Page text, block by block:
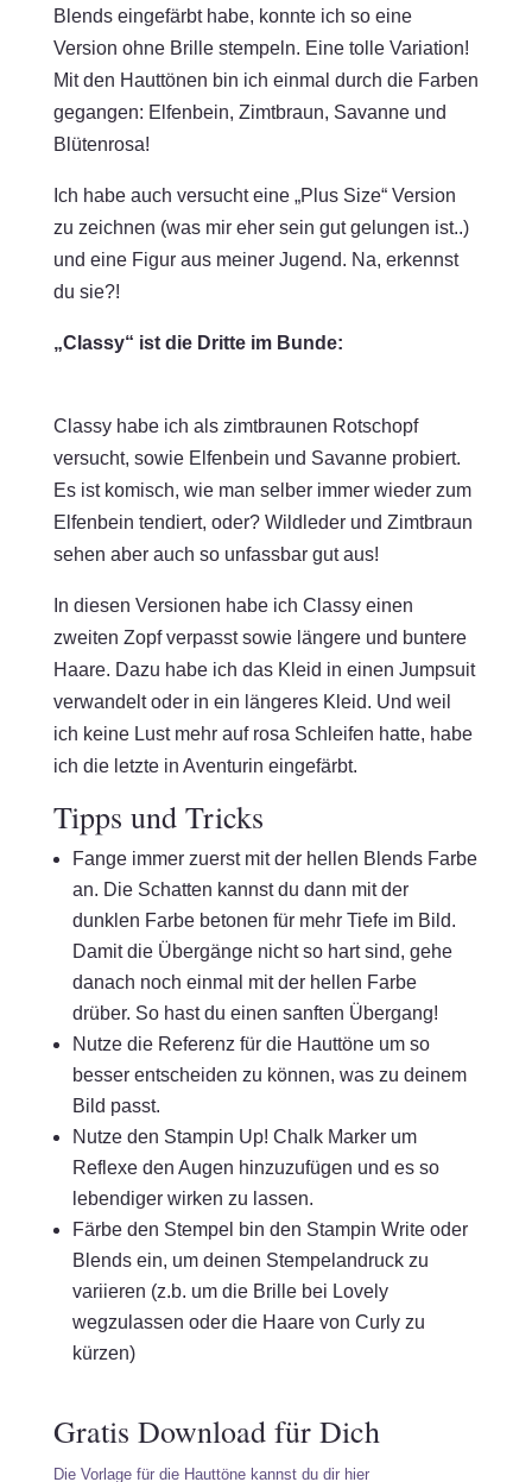
Blends eingefärbt habe, konnte ich so eine
Version ohne Brille stempeln. Eine tolle Variation!
Mit den Hauttönen bin ich einmal durch die Farben
gegangen: Elfenbein, Zimtbraun, Savanne und
Blütenrosa!
Ich habe auch versucht eine „Plus Size“ Version
zu zeichnen (was mir eher sein gut gelungen ist..)
und eine Figur aus meiner Jugend. Na, erkennst
du sie?!
„Classy“ ist die Dritte im Bunde:
Classy habe ich als zimtbraunen Rotschopf
versucht, sowie Elfenbein und Savanne probiert.
Es ist komisch, wie man selber immer wieder zum
Elfenbein tendiert, oder? Wildleder und Zimtbraun
sehen aber auch so unfassbar gut aus!
In diesen Versionen habe ich Classy einen
zweiten Zopf verpasst sowie längere und buntere
Haare. Dazu habe ich das Kleid in einen Jumpsuit
verwandelt oder in ein längeres Kleid. Und weil
ich keine Lust mehr auf rosa Schleifen hatte, habe
ich die letzte in Aventurin eingefärbt.
Tipps und Tricks
Fange immer zuerst mit der hellen Blends Farbe
an. Die Schatten kannst du dann mit der
dunklen Farbe betonen für mehr Tiefe im Bild.
Damit die Übergänge nicht so hart sind, gehe
danach noch einmal mit der hellen Farbe
drüber. So hast du einen sanften Übergang!
Nutze die Referenz für die Hauttöne um so
besser entscheiden zu können, was zu deinem
Bild passt.
Nutze den Stampin Up! Chalk Marker um
Reflexe den Augen hinzuzufügen und es so
lebendiger wirken zu lassen.
Färbe den Stempel bin den Stampin Write oder
Blends ein, um deinen Stempelandruck zu
variieren (z.b. um die Brille bei Lovely
wegzulassen oder die Haare von Curly zu
kürzen)
Gratis Download für Dich
Die Vorlage für die Hauttöne kannst du dir hier